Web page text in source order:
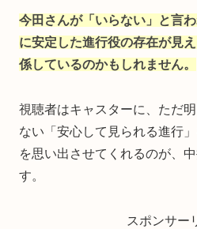
今田さんが「いらない」と言
に安定した進行役の存在が見
係しているのかもしれません。
視聴者はキャスターに、ただ
ない「安心して見られる進行
を思い出させてくれるのが、
す。
スポンサー